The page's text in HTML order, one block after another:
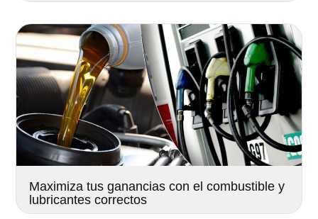
Maximiza tus ganancias con el combustible y
lubricantes correctos